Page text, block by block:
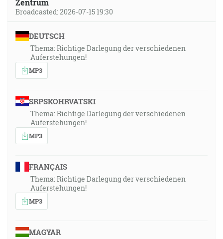
Zentrum
Broadcasted: 2026-07-15 19:30
DEUTSCH
Thema: Richtige Darlegung der verschiedenen
Auferstehungen!
MP3
SRPSKOHRVATSKI
Thema: Richtige Darlegung der verschiedenen
Auferstehungen!
MP3
FRANÇAIS
Thema: Richtige Darlegung der verschiedenen
Auferstehungen!
MP3
MAGYAR